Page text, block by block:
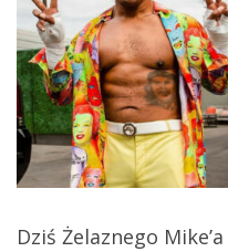
Dziś Żelaznego